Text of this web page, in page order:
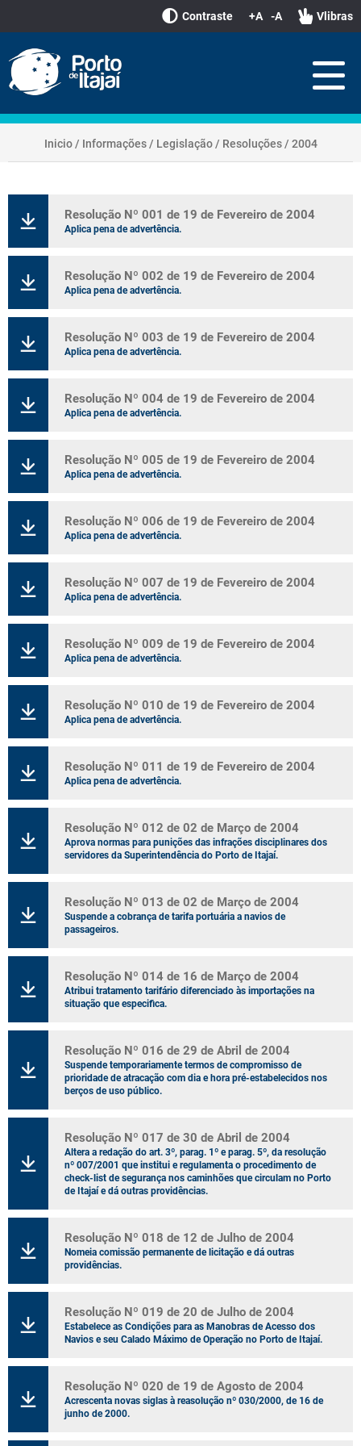
Contraste +A -A Vlibras
Inicio / Informações / Legislação / Resoluções / 2004
Resolução Nº 001 de 19 de Fevereiro de 2004
Aplica pena de advertência.
Resolução Nº 002 de 19 de Fevereiro de 2004
Aplica pena de advertência.
Resolução Nº 003 de 19 de Fevereiro de 2004
Aplica pena de advertência.
Resolução Nº 004 de 19 de Fevereiro de 2004
Aplica pena de advertência.
Resolução Nº 005 de 19 de Fevereiro de 2004
Aplica pena de advertência.
Resolução Nº 006 de 19 de Fevereiro de 2004
Aplica pena de advertência.
Resolução Nº 007 de 19 de Fevereiro de 2004
Aplica pena de advertência.
Resolução Nº 009 de 19 de Fevereiro de 2004
Aplica pena de advertência.
Resolução Nº 010 de 19 de Fevereiro de 2004
Aplica pena de advertência.
Resolução Nº 011 de 19 de Fevereiro de 2004
Aplica pena de advertência.
Resolução Nº 012 de 02 de Março de 2004
Aprova normas para punições das infrações disciplinares dos
servidores da Superintendência do Porto de Itajaí.
Resolução Nº 013 de 02 de Março de 2004
Suspende a cobrança de tarifa portuária a navios de
passageiros.
Resolução Nº 014 de 16 de Março de 2004
Atribui tratamento tarifário diferenciado às importações na
situação que especifica.
Resolução Nº 016 de 29 de Abril de 2004
Suspende temporariamente termos de compromisso de
prioridade de atracação com dia e hora pré-estabelecidos nos
berços de uso público.
Resolução Nº 017 de 30 de Abril de 2004
Altera a redação do art. 3º, parag. 1º e parag. 5º, da resolução
nº 007/2001 que institui e regulamenta o procedimento de
check-list de segurança nos caminhões que circulam no Porto
de Itajaí e dá outras providências.
Resolução Nº 018 de 12 de Julho de 2004
Nomeia comissão permanente de licitação e dá outras
providências.
Resolução Nº 019 de 20 de Julho de 2004
Estabelece as Condições para as Manobras de Acesso dos
Navios e seu Calado Máximo de Operação no Porto de Itajaí.
Resolução Nº 020 de 19 de Agosto de 2004
Acrescenta novas siglas à reasolução nº 030/2000, de 16 de
junho de 2000.